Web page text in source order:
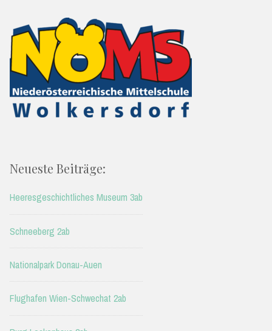
Neueste Beiträge:
Heeresgeschichtliches Museum 3ab
Schneeberg 2ab
Nationalpark Donau-Auen
Flughafen Wien-Schwechat 2ab